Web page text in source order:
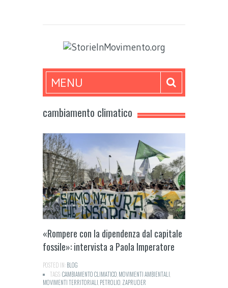
MENU
cambiamento climatico
«Rompere con la dipendenza dal capitale
fossile»: intervista a Paola Imperatore
POSTED IN:BLOG
TAGS:CAMBIAMENTO CLIMATICO MOVIMENTI AMBIENTALI
MOVIMENTI TERRITORIALI PETROLIO ZAPRUDER